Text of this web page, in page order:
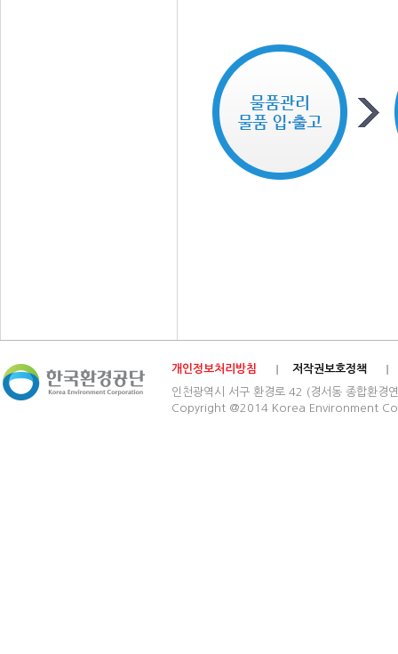
개인정보처리방침
저작권보호정책
인천광역시 서구 환경로 42 (경서동 종합
Copyright @2014 Korea Environment